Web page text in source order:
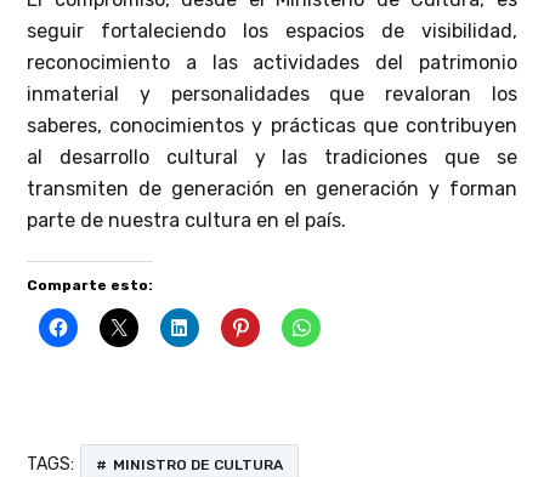
seguir fortaleciendo los espacios de visibilidad,
reconocimiento a las actividades del patrimonio
inmaterial y personalidades que revaloran los
saberes, conocimientos y prácticas que contribuyen
al desarrollo cultural y las tradiciones que se
transmiten de generación en generación y forman
parte de nuestra cultura en el país.
Comparte esto:
TAGS: MINISTRO DE CULTURA